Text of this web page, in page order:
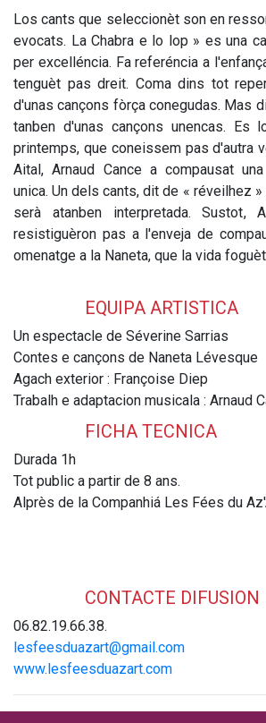
Los cants que seleccionèt son en
evocats. La Chabra e lo lop » es una
per excelléncia. Fa referéncia a
tenguèt pas dreit. Coma dins tot
d'unas cançons fòrça conegudas. Mas
tanben d'unas cançons unencas.
printemps, que coneissem pas d'autra
Aital, Arnaud Cance a compausat
unica. Un dels cants, dit de « réveilhez
serà atanben interpretada. Sustot,
resistiguèron pas a l'enveja de
omenatge a la Naneta, que la vida
EQUIPA ARTISTICA
Un espectacle de Séverine Sarrias
Contes e cançons de Naneta Lévesque
Agach exterior : Françoise Diep
Trabalh e adaptacion musicala : Arnaud
FICHA TECNICA
Durada 1h
Tot public a partir de 8 ans.
Alprès de la Companhiá Les Fées du
CONTACTE DIFUSION
06.82.19.66.38.
lesfeesduazart@gmail.com
www.lesfeesduazart.com